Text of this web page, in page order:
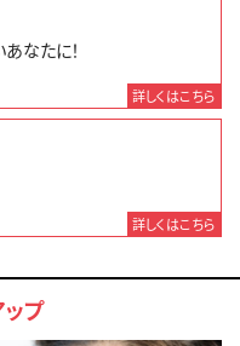
なたに！
詳しくはこちら
詳しくはこちら
ップ